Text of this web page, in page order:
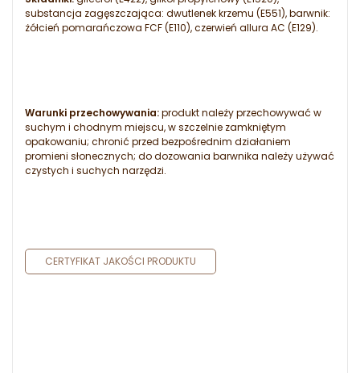
substancja zagęszczająca: dwutlenek krzemu (E551), barwnik:
żółcień pomarańczowa FCF (E110), czerwień allura AC (E129).
Warunki przechowywania:produkt należy przechowywać w
suchym i chodnym miejscu, w szczelnie zamkniętym
opakowaniu; chronić przed bezpośrednim działaniem
promieni słonecznych; do dozowania barwnika należy używać
czystych i suchych narzędzi.
CERTYFIKAT JAKOŚCI PRODUKTU